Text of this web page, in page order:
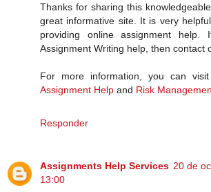
Thanks for sharing this
great informative site. It is very
providing online assignment
Assignment Writing help, then contact
For more information, you can
Assignment Help and Risk
Responder
Assignments Help Services 20 de
13:00